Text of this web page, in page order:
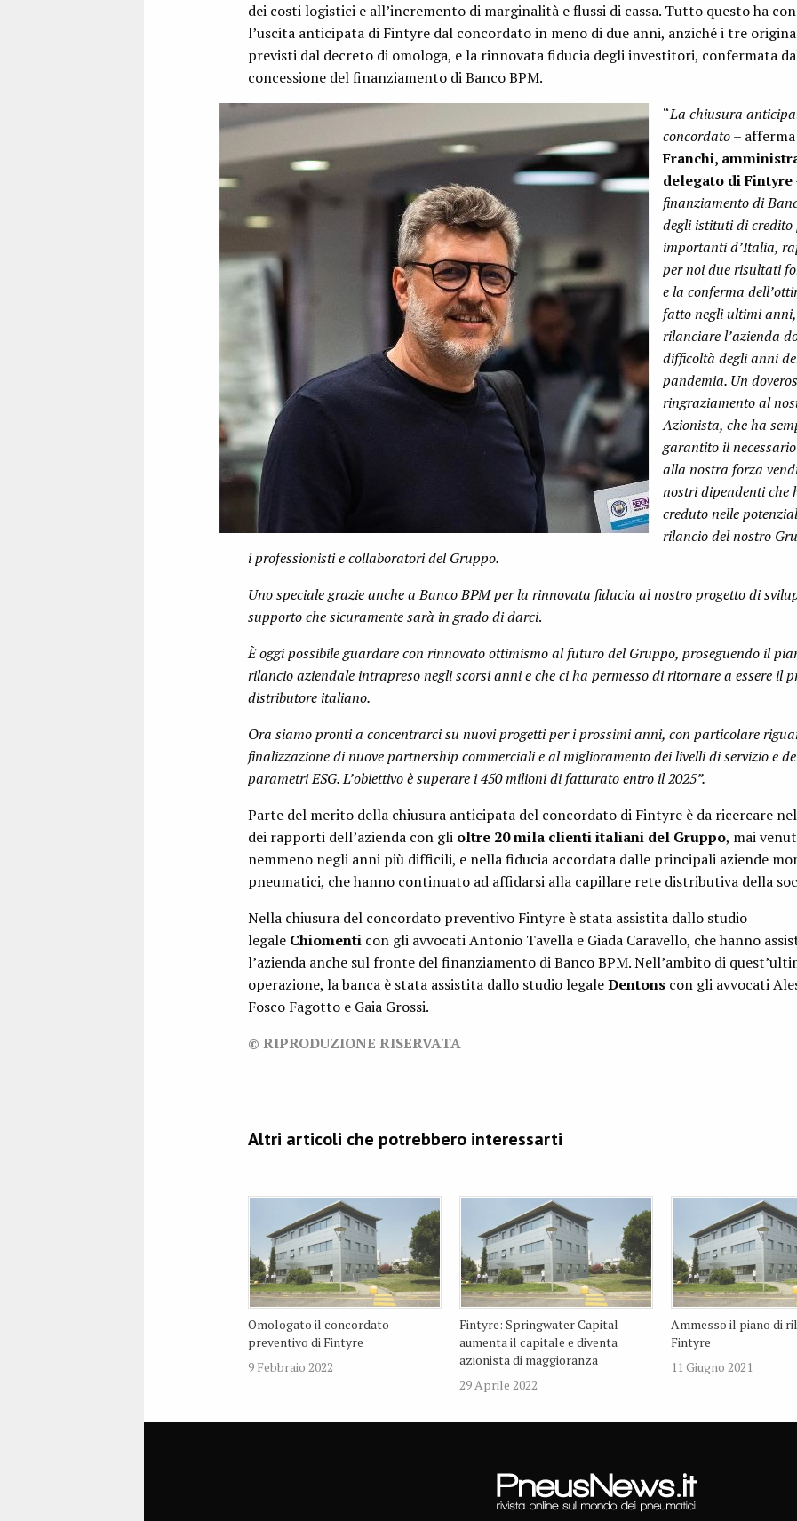
dei costi logistici e all’incremento di marginalità e flussi di cassa. Tutto questo ha
l’uscita anticipata di Fintyre dal concordato in meno di due anni, anziché i tre
previsti dal decreto di omologa, e la rinnovata fiducia degli investitori, confermata
concessione del finanziamento di Banco BPM.
“La chiusura
concordato – afferma
Franchi,
delegato di Fintyre
finanziamento di
degli istituti di credito
importanti d’Italia,
per noi due risultati
e la conferma
fatto negli ultimi
rilanciare l’azienda
difficoltà degli anni
pandemia. Un
ringraziamento al
Azionista, che ha
garantito il
alla nostra forza
nostri dipendenti che
creduto nelle
rilancio del nostro
i professionisti e collaboratori del Gruppo.
Uno speciale grazie anche a Banco BPM per la rinnovata fiducia al nostro progetto di
supporto che sicuramente sarà in grado di darci.
È oggi possibile guardare con rinnovato ottimismo al futuro del Gruppo, proseguendo il
rilancio aziendale intrapreso negli scorsi anni e che ci ha permesso di ritornare a essere il
distributore italiano.
Ora siamo pronti a concentrarci su nuovi progetti per i prossimi anni, con particolare
finalizzazione di nuove partnership commerciali e al miglioramento dei livelli di servizio e
parametri ESG. L’obiettivo è superare i 450 milioni di fatturato entro il 2025”.
Parte del merito della chiusura anticipata del concordato di Fintyre è da ricercare
dei rapporti dell’azienda con gli oltre 20 mila clienti italiani del Gruppo, mai
nemmeno negli anni più difficili, e nella fiducia accordata dalle principali aziende
pneumatici, che hanno continuato ad affidarsi alla capillare rete distributiva della
Nella chiusura del concordato preventivo Fintyre è stata assistita dallo studio
legale Chiomenticon gli avvocati Antonio Tavella e Giada Caravello, che hanno
l’azienda anche sul fronte del finanziamento di Banco BPM. Nell’ambito di
operazione, la banca è stata assistita dallo studio legaleDentonscon gli avvocati
Fosco Fagotto e Gaia Grossi.
© RIPRODUZIONE RISERVATA
Omologato il concordato
preventivo di Fintyre
9 Febbraio 2022
Fintyre: Springwater Capital
aumenta il capitale e diventa
azionista di maggioranza
29 Aprile 2022
Ammesso il piano di
Fintyre
11 Giugno 2021